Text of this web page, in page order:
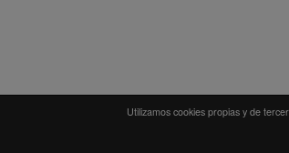
Utilizamos cookies propias y de